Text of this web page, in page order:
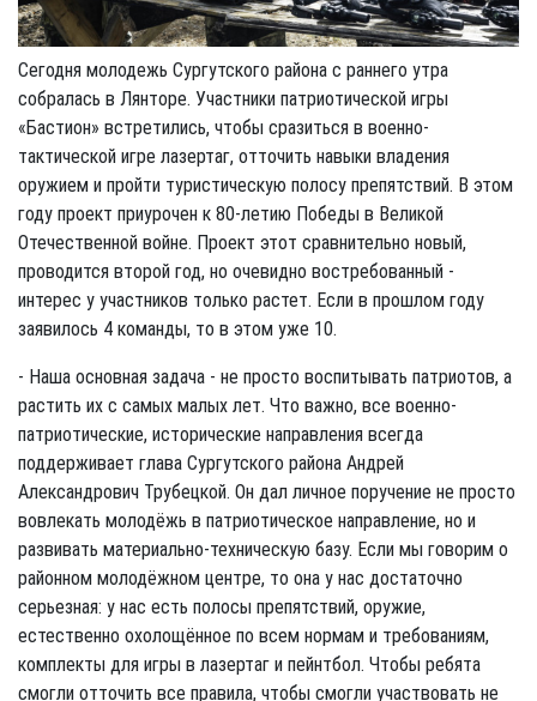
Сегодня молодежь Сургутского района с раннего утра
собралась в Лянторе. Участники патриотической игры
«Бастион» встретились, чтобы сразиться в военно-
тактической игре лазертаг, отточить навыки владения
оружием и пройти туристическую полосу препятствий. В этом
году проект приурочен к 80-летию Победы в Великой
Отечественной войне. Проект этот сравнительно новый,
проводится второй год, но очевидно востребованный -
интерес у участников только растет. Если в прошлом году
заявилось 4 команды, то в этом уже 10.
- Наша основная задача - не просто воспитывать патриотов, а
растить их с самых малых лет. Что важно, все военно-
патриотические, исторические направления всегда
поддерживает глава Сургутского района Андрей
Александрович Трубецкой. Он дал личное поручение не просто
вовлекать молодёжь в патриотическое направление, но и
развивать материально-техническую базу. Если мы говорим о
районном молодёжном центре, то она у нас достаточно
серьезная: у нас есть полосы препятствий, оружие,
естественно охолощённое по всем нормам и требованиям,
комплекты для игры в лазертаг и пейнтбол. Чтобы ребята
смогли отточить все правила, чтобы смогли участвовать не